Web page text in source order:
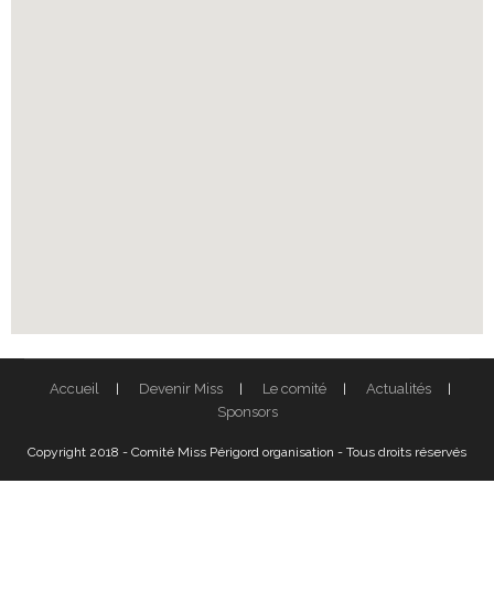
Accueil Devenir Miss Le comité
Actualités
Sponsors
Copyright 2018 - Comité Miss Périgord organisation - Tous droits réservés